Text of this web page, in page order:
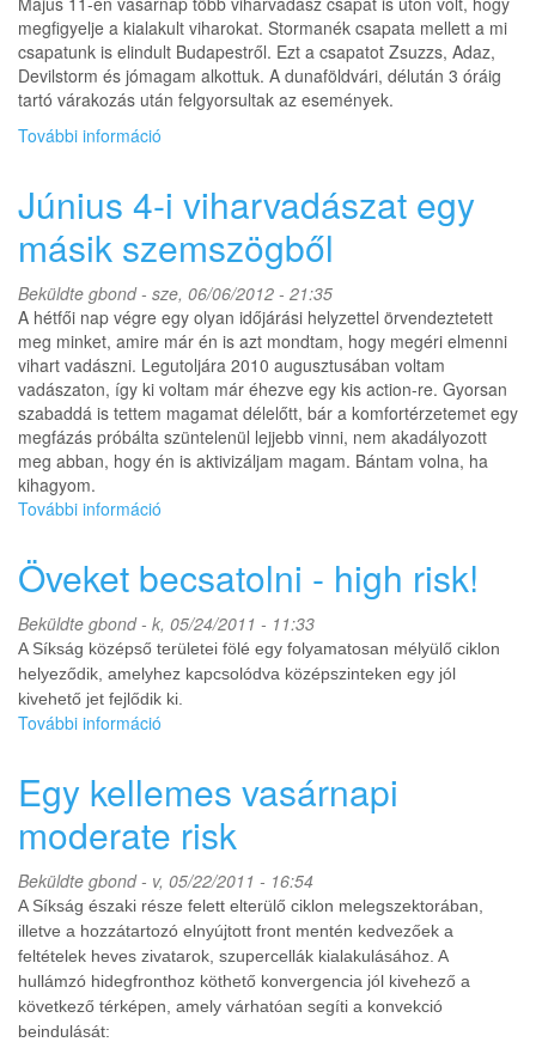
kapcsolatosan
megfigyelje a kialakult viharokat. Stormanék csapata mellett a mi
csapatunk is elindult Budapestről. Ezt a csapatot Zsuzzs, Adaz,
Devilstorm és jómagam alkottuk. A dunaföldvári, délután 3 óráig
tartó várakozás után felgyorsultak az események.
További információ
vasárnapi
viharvadászatról
tartalommal
Június 4-i viharvadászat egy
másik szemszögből
Beküldte gbond- sze, 06/06/2012 - 21:35
A hétfői nap végre egy olyan időjárási helyzettel örvendeztetett
meg minket, amire már én is azt mondtam, hogy megéri elmenni
vihart vadászni. Legutoljára 2010 augusztusában voltam
vadászaton, így ki voltam már éhezve egy kis action-re. Gyorsan
szabaddá is tettem magamat délelőtt, bár a komfortérzetemet egy
megfázás próbálta szüntelenül lejjebb vinni, nem akadályozott
meg abban, hogy én is aktivizáljam magam. Bántam volna, ha
kihagyom.
További információ
viharvadászat
másik
szemszögből
tartalommal
kapcsolatosan
Öveket becsatolni - high risk!
Beküldte gbond- k, 05/24/2011 - 11:33
A Síkság középső területei fölé egy folyamatosan mélyülő ciklon
helyeződik, amelyhez kapcsolódva középszinteken egy jól
kivehető jet fejlődik ki.
További információ
high
tartalommal
Egy kellemes vasárnapi
moderate risk
Beküldte gbond- v, 05/22/2011 - 16:54
A Síkság északi része felett elterülő ciklon melegszektorában,
illetve a hozzátartozó elnyújtott front mentén kedvezőek a
feltételek heves zivatarok, szupercellák kialakulásához. A
hullámzó hidegfronthoz köthető konvergencia jól kivehező a
következő térképen, amely várhatóan segíti a konvekció
beindulását: